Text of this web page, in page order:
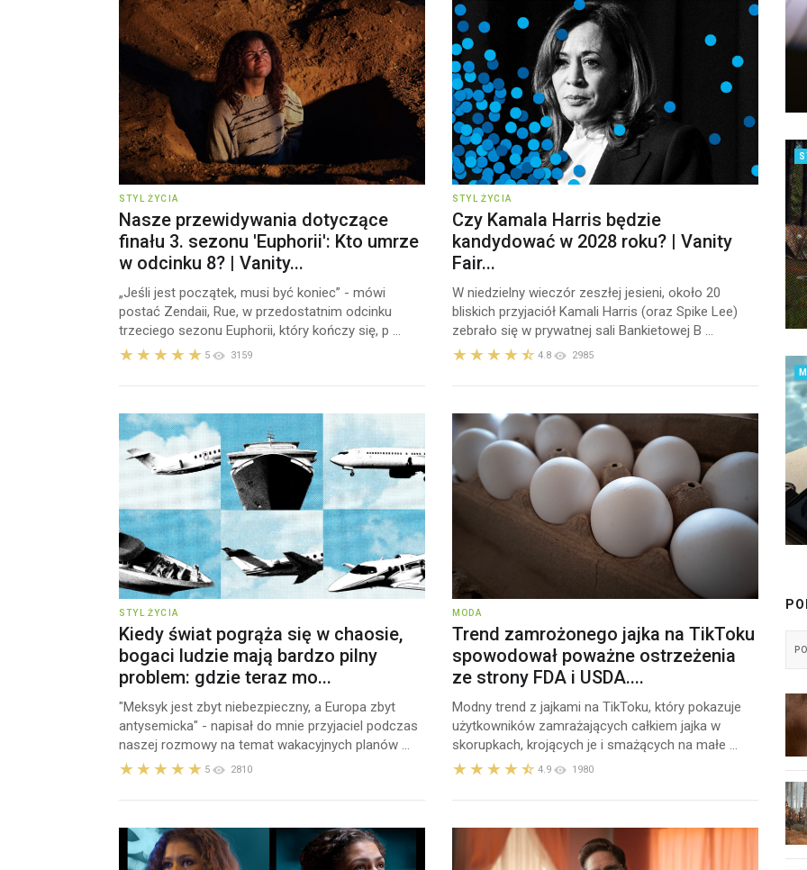
STYL ŻYCIA
Nasze przewidywania dotyczące
finału 3. sezonu 'Euphorii': Kto umrze
w odcinku 8? | Vanity...
„Jeśli jest początek, musi być koniec” - mówi
postać Zendaii, Rue, w przedostatnim odcinku
trzeciego sezonu Euphorii, który kończy się, p ...
5 3159
STYL ŻYCIA
Czy Kamala Harris będzie
kandydować w 2028 roku? | Vanity
Fair...
W niedzielny wieczór zeszłej jesieni, około 20
bliskich przyjaciół Kamali Harris (oraz Spike Lee)
zebrało się w prywatnej sali Bankietowej B ...
4.8 2985
STYL ŻYCIA
Kiedy świat pogrąża się w chaosie,
bogaci ludzie mają bardzo pilny
problem: gdzie teraz mo...
"Meksyk jest zbyt niebezpieczny, a Europa zbyt
antysemicka" - napisał do mnie przyjaciel podczas
naszej rozmowy na temat wakacyjnych planów ...
5 2810
MODA
Trend zamrożonego jajka na TikToku
spowodował poważne ostrzeżenia
ze strony FDA i USDA....
Modny trend z jajkami na TikToku, który pokazuje
użytkowników zamrażających całkiem jajka w
skorupkach, krojących je i smażących na małe ...
4.9 1980